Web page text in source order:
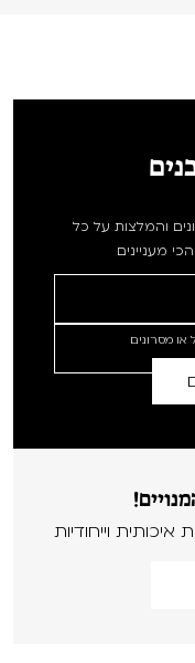
והמלצות על כל
מעניינים
או מסרונים
איכותית וייחודיות